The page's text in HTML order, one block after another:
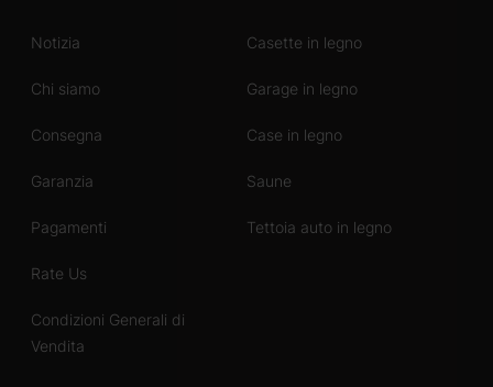
Notizia
Chi siamo
Consegna
Garanzia
Pagamenti
Rate Us
Condizioni Generali di
Vendita
Casette in legno
Garage in legno
Case in legno
Saune
Tettoia auto in legno